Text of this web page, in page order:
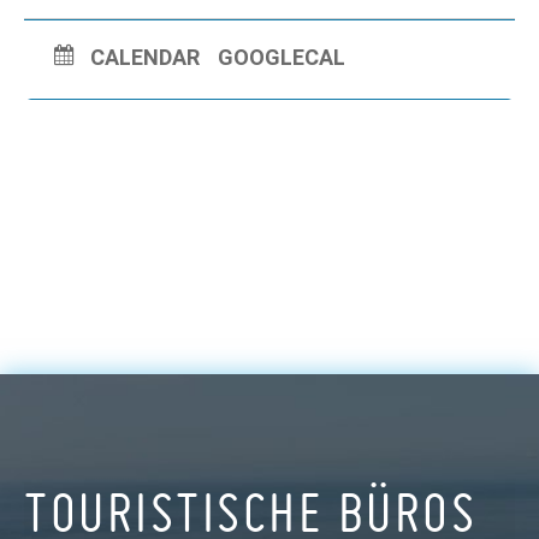
CALENDAR GOOGLECAL
TOURISTISCHE BÜROS